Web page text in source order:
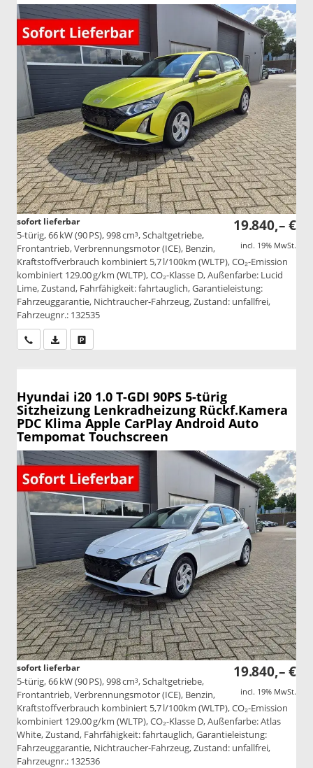
19.840,– €
incl. 19% MwSt.
sofort lieferbar
5-türig, 66 kW (90 PS), 998 cm³, Schaltgetriebe,
Frontantrieb, Verbrennungsmotor (ICE), Benzin,
Kraftstoffverbrauch kombiniert 5,7 l/100km (WLTP), CO₂-Emission
kombiniert 129.00 g/km (WLTP), CO₂-Klasse D, Außenfarbe: Lucid
Lime, Zustand, Fahrfähigkeit: fahrtauglich, Garantieleistung:
Fahrzeuggarantie, Nichtraucher-Fahrzeug, Zustand: unfallfrei,
Fahrzeugnr.: 132535
Wir rufen Sie anPDF-Datei, Fahrzeugexposé drucken
Hyundai i20 1.0 T-GDI 90PS 5-türig
Sitzheizung Lenkradheizung Rückf.Kamera
PDC Klima Apple CarPlay Android Auto
Tempomat Touchscreen
19.840,– €
incl. 19% MwSt.
sofort lieferbar
5-türig, 66 kW (90 PS), 998 cm³, Schaltgetriebe,
Frontantrieb, Verbrennungsmotor (ICE), Benzin,
Kraftstoffverbrauch kombiniert 5,7 l/100km (WLTP), CO₂-Emission
kombiniert 129.00 g/km (WLTP), CO₂-Klasse D, Außenfarbe: Atlas
White, Zustand, Fahrfähigkeit: fahrtauglich, Garantieleistung:
Fahrzeuggarantie, Nichtraucher-Fahrzeug, Zustand: unfallfrei,
Fahrzeugnr.: 132536